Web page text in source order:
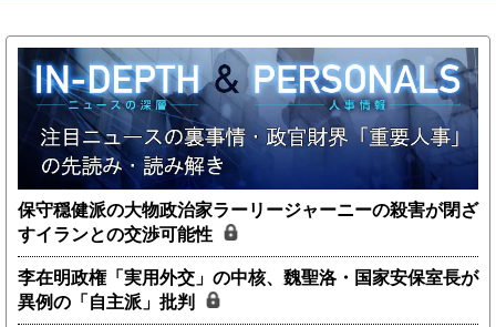
保守穏健派の大物政治家ラーリージャーニーの殺害が閉ざ
すイランとの交渉可能性
李在明政権「実用外交」の中核、魏聖洛・国家安保室長が
異例の「自主派」批判